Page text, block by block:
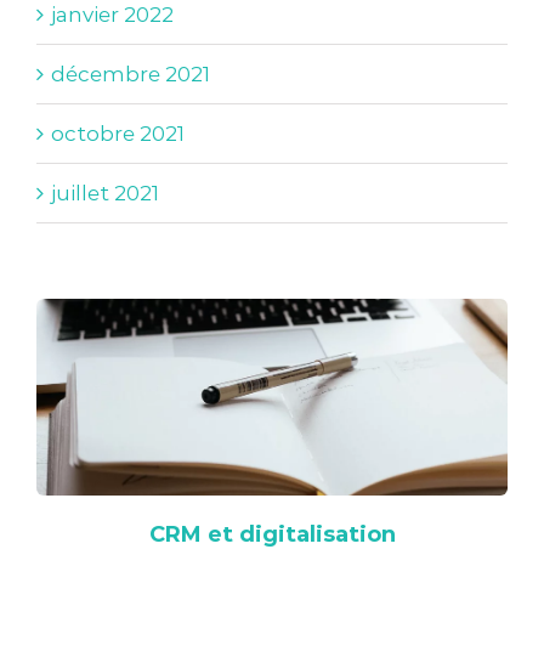
janvier 2022
décembre 2021
octobre 2021
juillet 2021
CRM et digitalisation